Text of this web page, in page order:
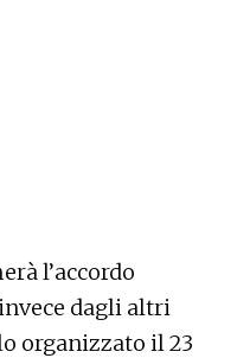
l’accordo
dagli altri
organizzato il 23